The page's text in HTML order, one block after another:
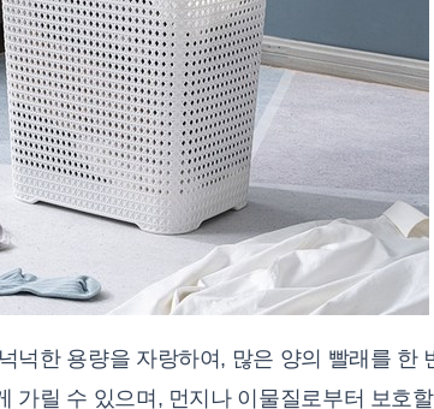
넉한 용량을 자랑하여, 많은 양의 빨래를 한
가릴 수 있으며, 먼지나 이물질로부터 보호